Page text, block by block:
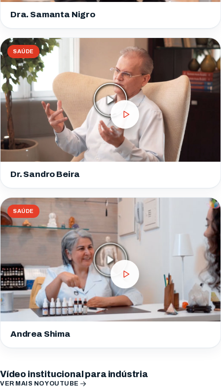
Dra. Samanta Nigro
SAÚDE
Dr. Sandro Beira
SAÚDE
Andrea Shima
Vídeo institucional para indústria
VER MAIS NO YOUTUBE